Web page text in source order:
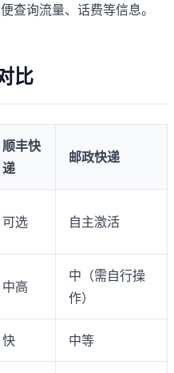
查询流量、话费等信息。
比
顺丰快
递
邮政快递
可选 自主激活
中高
中（需自行操
作）
快 中等